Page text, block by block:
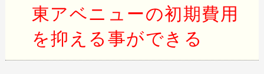
東アベニューの初期費用
を抑える事ができる